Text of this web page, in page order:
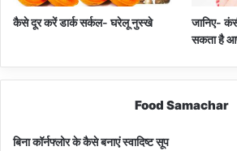
कैसे दूर करें डार्क सर्कल- घरेलू नुस्खे
जानिए-
सकता है
Food Samachar
बिना कॉर्नफ्लोर के कैसे बनाएं स्वादिष्ट सूप